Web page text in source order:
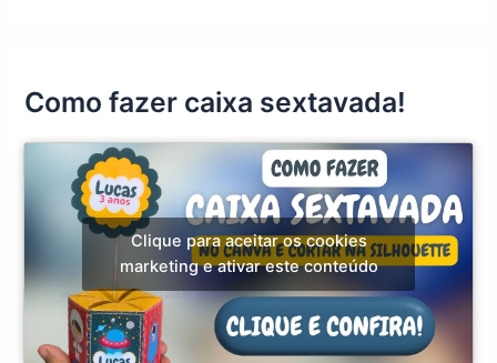
Como fazer caixa sextavada!
Clique para aceitar os cookies
marketing e ativar este conteúdo